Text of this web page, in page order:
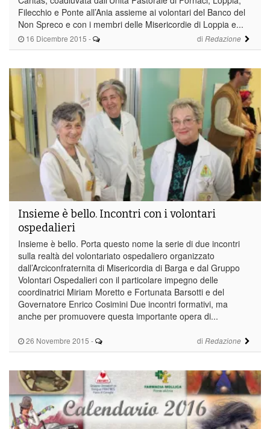
16 Dicembre 2015 - di Redazione
Filecchio e Ponte all’Ania assieme ai volontari del Banco del
Non Spreco e con i membri delle Misericordie di Loppia e...
26 Novembre 2015 - di Redazione
Insieme è bello. Incontri con i volontari
ospedalieri
Insieme è bello. Porta questo nome la serie di due incontri
sulla realtà del volontariato ospedaliero organizzato
dall’Arciconfraternita di Misericordia di Barga e dal Gruppo
Volontari Ospedalieri con il particolare impegno delle
coordinatrici Miriam Moretto e Fortunata Barsotti e del
Governatore Enrico Cosimini Due incontri formativi, ma
anche per promuovere questa importante opera di...